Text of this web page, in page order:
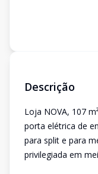
Descrição
Loja NOVA, 107
porta elétrica de
para split e para
privilegiada em